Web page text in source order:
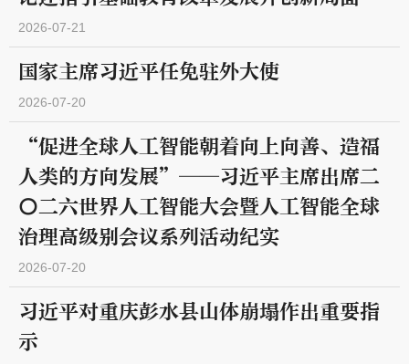
2026-07-21
国家主席习近平任免驻外大使
2026-07-20
“促进全球人工智能朝着向上向善、造福
人类的方向发展”——习近平主席出席二
〇二六世界人工智能大会暨人工智能全球
治理高级别会议系列活动纪实
2026-07-20
习近平对重庆彭水县山体崩塌作出重要指
示